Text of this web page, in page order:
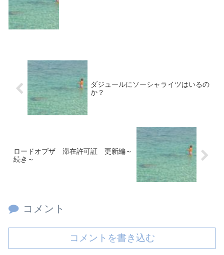
ダジュールにソーシャライツはいるの
か？
ロードオブザ 滞在許可証 更新編～
続き～
コメント
コメントを書き込む